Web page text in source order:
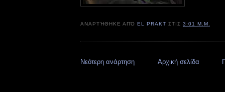
ΑΝΑΡΤΉΘΗΚΕ ΑΠΌEL PRAKT ΣΤΙΣ3:01 Μ.Μ.
Νεότερη ανάρτηση Αρχική σελίδα